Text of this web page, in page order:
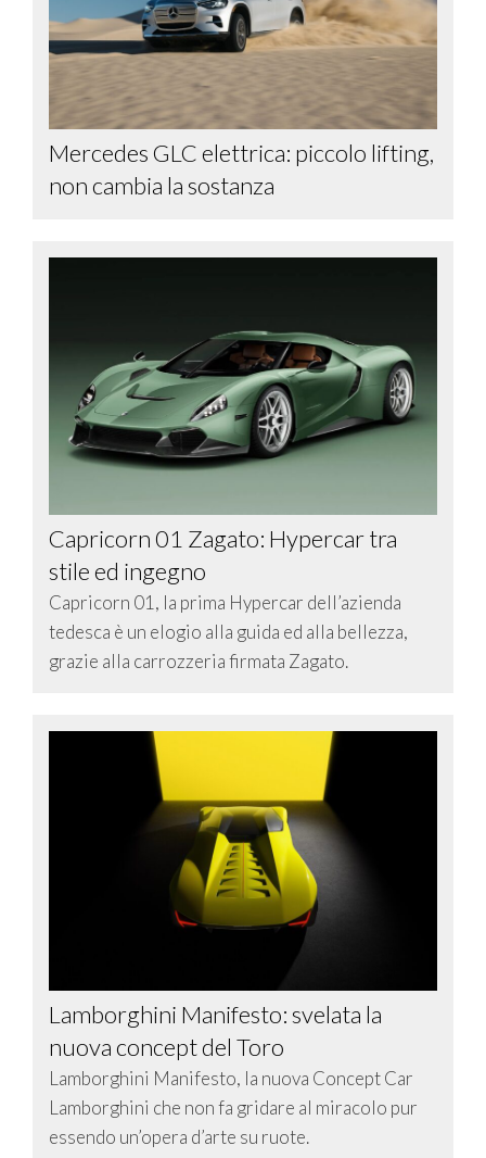
Mercedes GLC elettrica: piccolo lifting,
non cambia la sostanza
Capricorn 01 Zagato: Hypercar tra
stile ed ingegno
Capricorn 01, la prima Hypercar dell’azienda
tedesca è un elogio alla guida ed alla bellezza,
grazie alla carrozzeria firmata Zagato.
Lamborghini Manifesto: svelata la
nuova concept del Toro
Lamborghini Manifesto, la nuova Concept Car
Lamborghini che non fa gridare al miracolo pur
essendo un’opera d’arte su ruote.